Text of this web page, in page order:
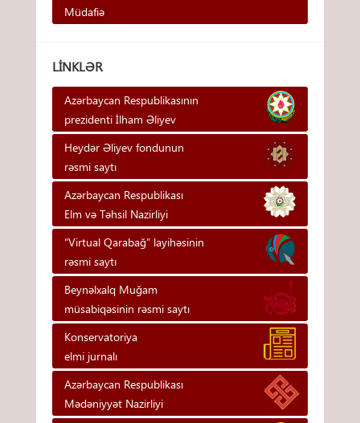
Müdafiə
LINKLƏR
Azərbaycan Respublikasının
prezidenti İlham Əliyev
Heydər Əliyev fondunun
rəsmi saytı
Azərbaycan Respublikası
Elm və Təhsil Nazirliyi
“Virtual Qarabağ” layihəsinin
rəsmi saytı
Beynəlxalq Muğam
müsabiqəsinin rəsmi saytı
Konservatoriya
elmi jurnalı
Azərbaycan Respublikası
Mədəniyyət Nazirliyi